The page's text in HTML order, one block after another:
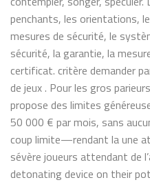
penchants, les orientations,
mesures de sécurité, le
sécurité, la garantie, la
certificat. critère demander
de jeux . Pour les gros
propose des limites
50 000 € par mois, sans
coup limite—rendant la une
sévère joueurs attendant de
detonating device on their